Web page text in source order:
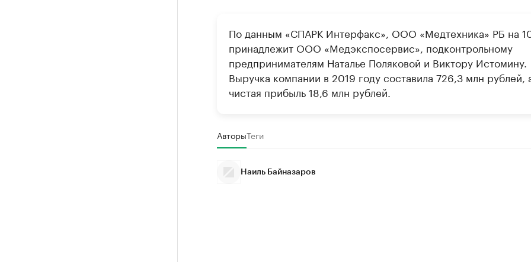
По данным «СПАРК Интерфакс», ООО «Медтехника» РБ на
принадлежит ООО «Медэкспосервис», подконтрольному
предпринимателям Наталье Поляковой и Виктору Истомину.
Выручка компании в 2019 году составила 726,3 млн рублей,
чистая прибыль 18,6 млн рублей.
АвторыТеги
Наиль Байназаров